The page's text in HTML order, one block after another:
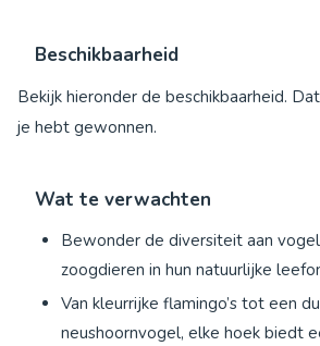
Beschikbaarheid
Bekijk hieronder de beschikbaarheid.
je hebt gewonnen.
Wat te verwachten
Bewonder de diversiteit aan
zoogdieren in hun natuurlijke
Van kleurrijke flamingo’s tot een
neushoornvogel, elke hoek biedt